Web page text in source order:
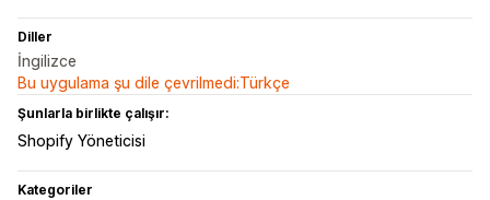
Diller
İngilizce
Bu uygulama şu dile çevrilmedi:Türkçe
Şunlarla birlikte çalışır:
Shopify Yöneticisi
Kategoriler